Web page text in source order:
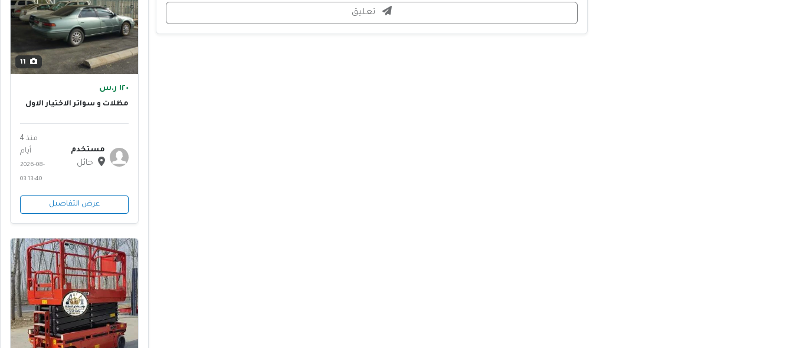
تعليق
١٢٠ ر.س
مظلات و سواتر الاختيار الاول
مستخدم
حائل
منذ 4
أيام
2026-08-
03 13:40
عرض التفاصيل